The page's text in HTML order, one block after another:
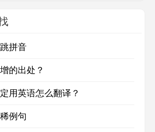
拼音
的出处？
用英语怎么翻译？
例句